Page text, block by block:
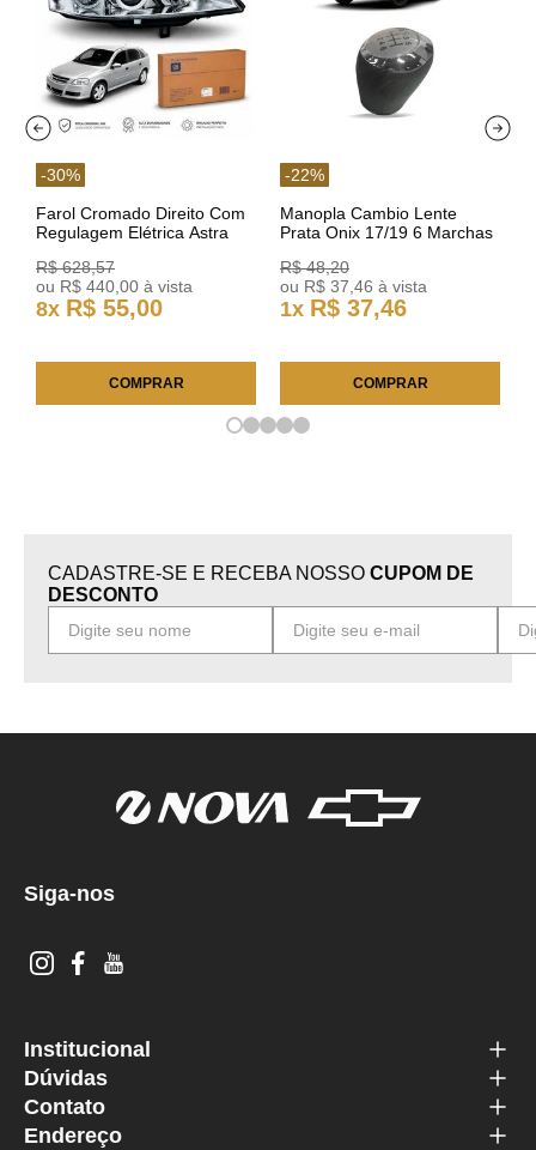
-30%
Farol Cromado Direito Com
Regulagem Elétrica Astra
R$ 628,57
ou R$ 440 00 à vista
8x R$ 55,00
COMPRAR
-22%
Manopla Cambio Lente
Prata Onix 17/19 6 Marchas
R$ 48,20
ou R$ 37 46 à vista
1x R$ 37,46
COMPRAR
CADASTRE-SE E RECEBA NOSSO CUPOM DE
DESCONTO
Siga-nos
Institucional
Dúvidas
Contato
Endereço